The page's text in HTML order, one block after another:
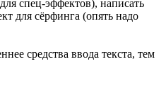
спец-эффектов), написать
для сёрфинга (опять надо
средства ввода текста, тем